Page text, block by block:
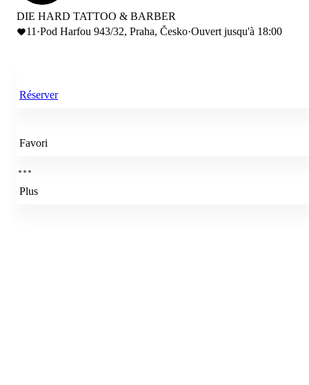
DIE HARD TATTOO & BARBER
11 ·Pod Harfou 943/32, Praha, Česko·Ouvert jusqu'à 18:00
Réserver
Favori
Plus